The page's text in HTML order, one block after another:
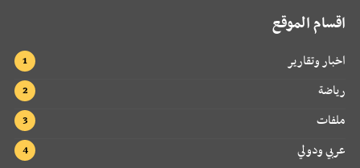
اقسام الموقع
اخبار وتقارير
رياضة
ملفات
عربي ودولي